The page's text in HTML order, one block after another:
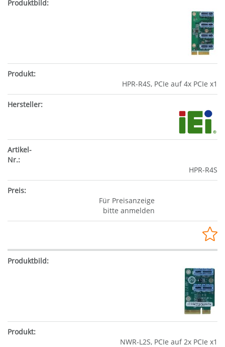
HPR-R4S, PCIe auf 4x PCIe x1
HPR-R4S
Für Preisanzeige
bitte anmelden
NWR-L2S, PCIe auf 2x PCIe x1